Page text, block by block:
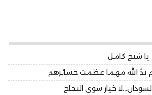
يا شيخ كامل
يدُ الله مهما عظمت خسائرهم
خيار سوى النجاح